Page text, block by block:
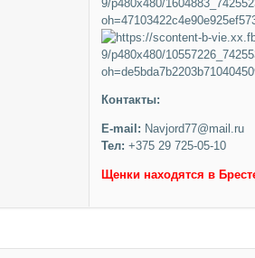
Контакты:
E-mail: Navjord77@mail.ru
Тел: +375 29 725-05-10
Щенки находятся в